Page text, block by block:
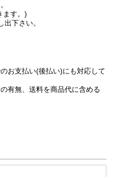
ます。)
下さい。
お支払い(後払い)にも対応して
有無、送料を商品代に含める